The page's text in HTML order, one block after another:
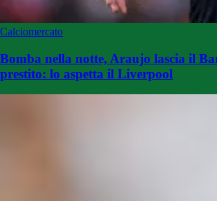
Calciomercato
Bomba nella notte, Araujo lascia il
prestito: lo aspetta il Liverpool